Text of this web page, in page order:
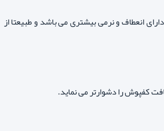
انعطاف و نرمی بیشتری می باشد و طبیعتا از